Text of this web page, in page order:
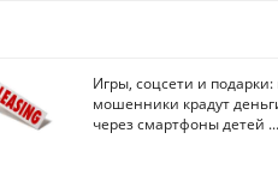
Игры, соцсети и подарки:
мошенники крадут
через смартфоны детей ...